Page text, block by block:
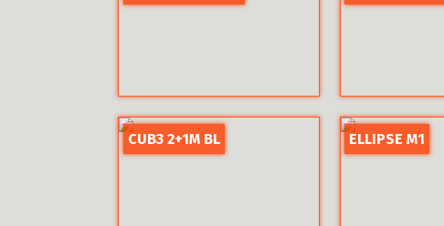
CUB3 2+1M BL ELLIPSE M1